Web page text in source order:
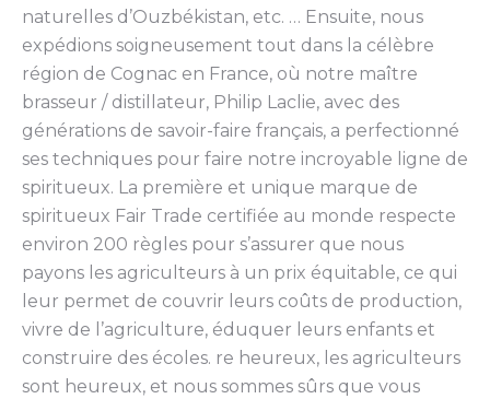
naturelles d’Ouzbékistan, etc. … Ensuite, nous
expédions soigneusement tout dans la célèbre
région de Cognac en France, où notre maître
brasseur / distillateur, Philip Laclie, avec des
générations de savoir-faire français, a perfectionné
ses techniques pour faire notre incroyable ligne de
spiritueux. La première et unique marque de
spiritueux Fair Trade certifiée au monde respecte
environ 200 règles pour s’assurer que nous
payons les agriculteurs à un prix équitable, ce qui
leur permet de couvrir leurs coûts de production,
vivre de l’agriculture, éduquer leurs enfants et
construire des écoles. re heureux, les agriculteurs
sont heureux, et nous sommes sûrs que vous